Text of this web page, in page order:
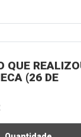
QUE
(26 DE